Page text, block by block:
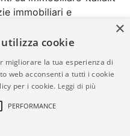
immobiliari e
da parte di
immobiliare-italia.it
veridicità, della
della normativa in
altro aspetto dei
×
cookie
migliorare la tua esperienza di
web acconsenti a tutti i cookie
per i cookie. Leggi di più
PERFORMANCE